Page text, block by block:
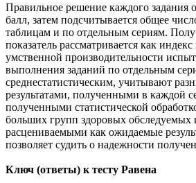
Правильное решение каждого задания
балл, затем подсчитывается общее
таблицам и по отдельным сериям.
показатель рассматривается как индекс
умственной производительности
выполнения заданий по отдельным
среднестатистическим, учитывают
результатами, полученными в каждой
полученными статистической
больших групп здоровых обследуемых
расцениваемыми как ожидаемые
позволяет судить о надежности
Ключ (ответы) к тесту Равена